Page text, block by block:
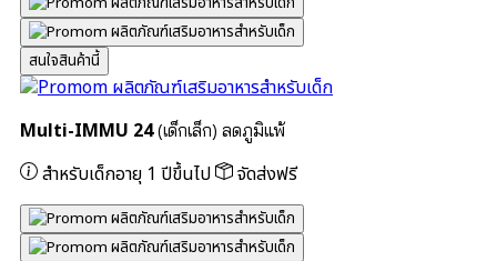
สนใจสินค้านี้
Multi-IMMU 24(เด็กเล็ก) ลดภูมิแพ้
สำหรับเด็กอายุ 1 ปีขึ้นไป จัดส่งฟรี